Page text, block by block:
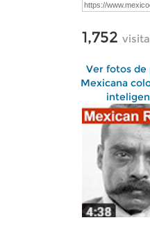
1,752
Ver fotos de
Mexicana